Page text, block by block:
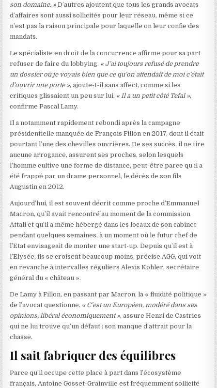
son domaine. »D’autres ajoutent que tous les grands avocats
d’affaires sont aussi sollicités pour leur réseau, même si ce
n’est pas la raison principale pour laquelle on leur confie des
mandats.
Le spécialiste en droit de la concurrence affirme pour sa part
refuser de faire du lobbying. « J’ai toujours refusé de prendre
un dossier où je voyais bien que ce qu’on attendait de moi c’était
d’ouvrir une porte », ajoute-t-il sans affect, comme si les
critiques glissaient un peu sur lui. « Il a un petit côté Tefal »,
confirme Pascal Lamy.
Il a notamment rapidement rebondi après la campagne
présidentielle manquée de François Fillon en 2017, dont il était
pourtant l’une des chevilles ouvrières. De ses succès, il ne tire
aucune arrogance, assurent ses proches, selon lesquels
l’homme cultive une forme de distance, peut-être parce qu’il a
été frappé par un drame personnel, le décès de son fils
Augustin en 2012.
Aujourd’hui, il est souvent décrit comme proche d’Emmanuel
Macron, qu’il avait rencontré au moment de la commission
Attali et qu’il a même hébergé dans les locaux de son cabinet
pendant quelques semaines, à un moment où le futur chef de
l’Etat envisageait de monter une start-up. Depuis qu’il est à
l’Elysée, ils se croisent beaucoup moins, précise AGG, qui voit
en revanche à intervalles réguliers Alexis Kohler, secrétaire
général du « château ».
De Lamy à Fillon, en passant par Macron, la « fluidité politique »
de l’avocat questionne. « C’est un Européen, modéré dans ses
opinions, libéral économiquement », assure Henri de Castries
qui ne lui trouve qu’un défaut : son manque d’attrait pour la
chasse.
Il sait fabriquer des équilibres
Parce qu’il occupe cette place à part dans l’écosystème
français, Antoine Gosset-Grainville est fréquemment sollicité